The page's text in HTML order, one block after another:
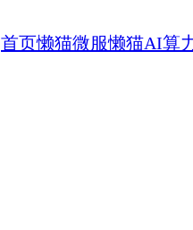
首页懒猫微服懒猫AI算